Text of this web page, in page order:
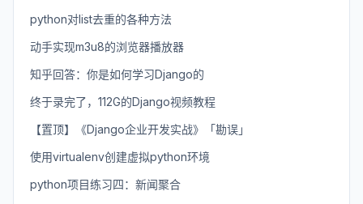
python对list去重的各种方法
动手实现m3u8的浏览器播放器
知乎回答：你是如何学习Django的
终于录完了，112G的Django视频教程
【置顶】《Django企业开发实战》「勘误」
使用virtualenv创建虚拟python环境
python项目练习四：新闻聚合